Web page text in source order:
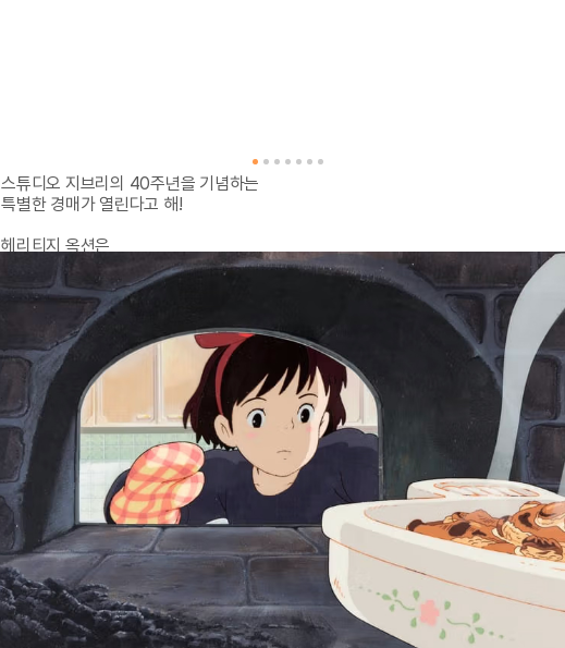
스튜디오 지브리의 40주년을 기념하는
특별한 경매가 열린다고 해!
헤리티지 옥션은
여섯 번째 경매 ‘The Art of Anime’에서
스튜디오 지브리의 희귀한 애니메이션 아트워크를
선보인다고 밝혔어.
이번 경매에는 <이웃집 토토로>,
<센과 치히로의 행방불명>, <모노노케 히메>,
<마녀 배달부 키키>, <천공의 성 라퓨타> 등
미야자키 하야오 감독이 탄생시킨 명작들을 만나볼 수 있어.
해당 경매에는 60점이 넘는 지브리 관련 출품작 등이
다수 수록됐으며, 영화의 대표 캐릭터들이 등장하는
제작용 셀화, 배경화, 한정판 아트워크 등이 포함됐어.
또한 특히, 애니매이션에서도 큰 인기를 끌었던
고양이 버스를 비롯해 에보시,
용의 모습으로 변신한 하쿠 등의
인기 캐릭터가 그려진 작품들이
많은 입찰을 따낼 것으로 예상 돼.